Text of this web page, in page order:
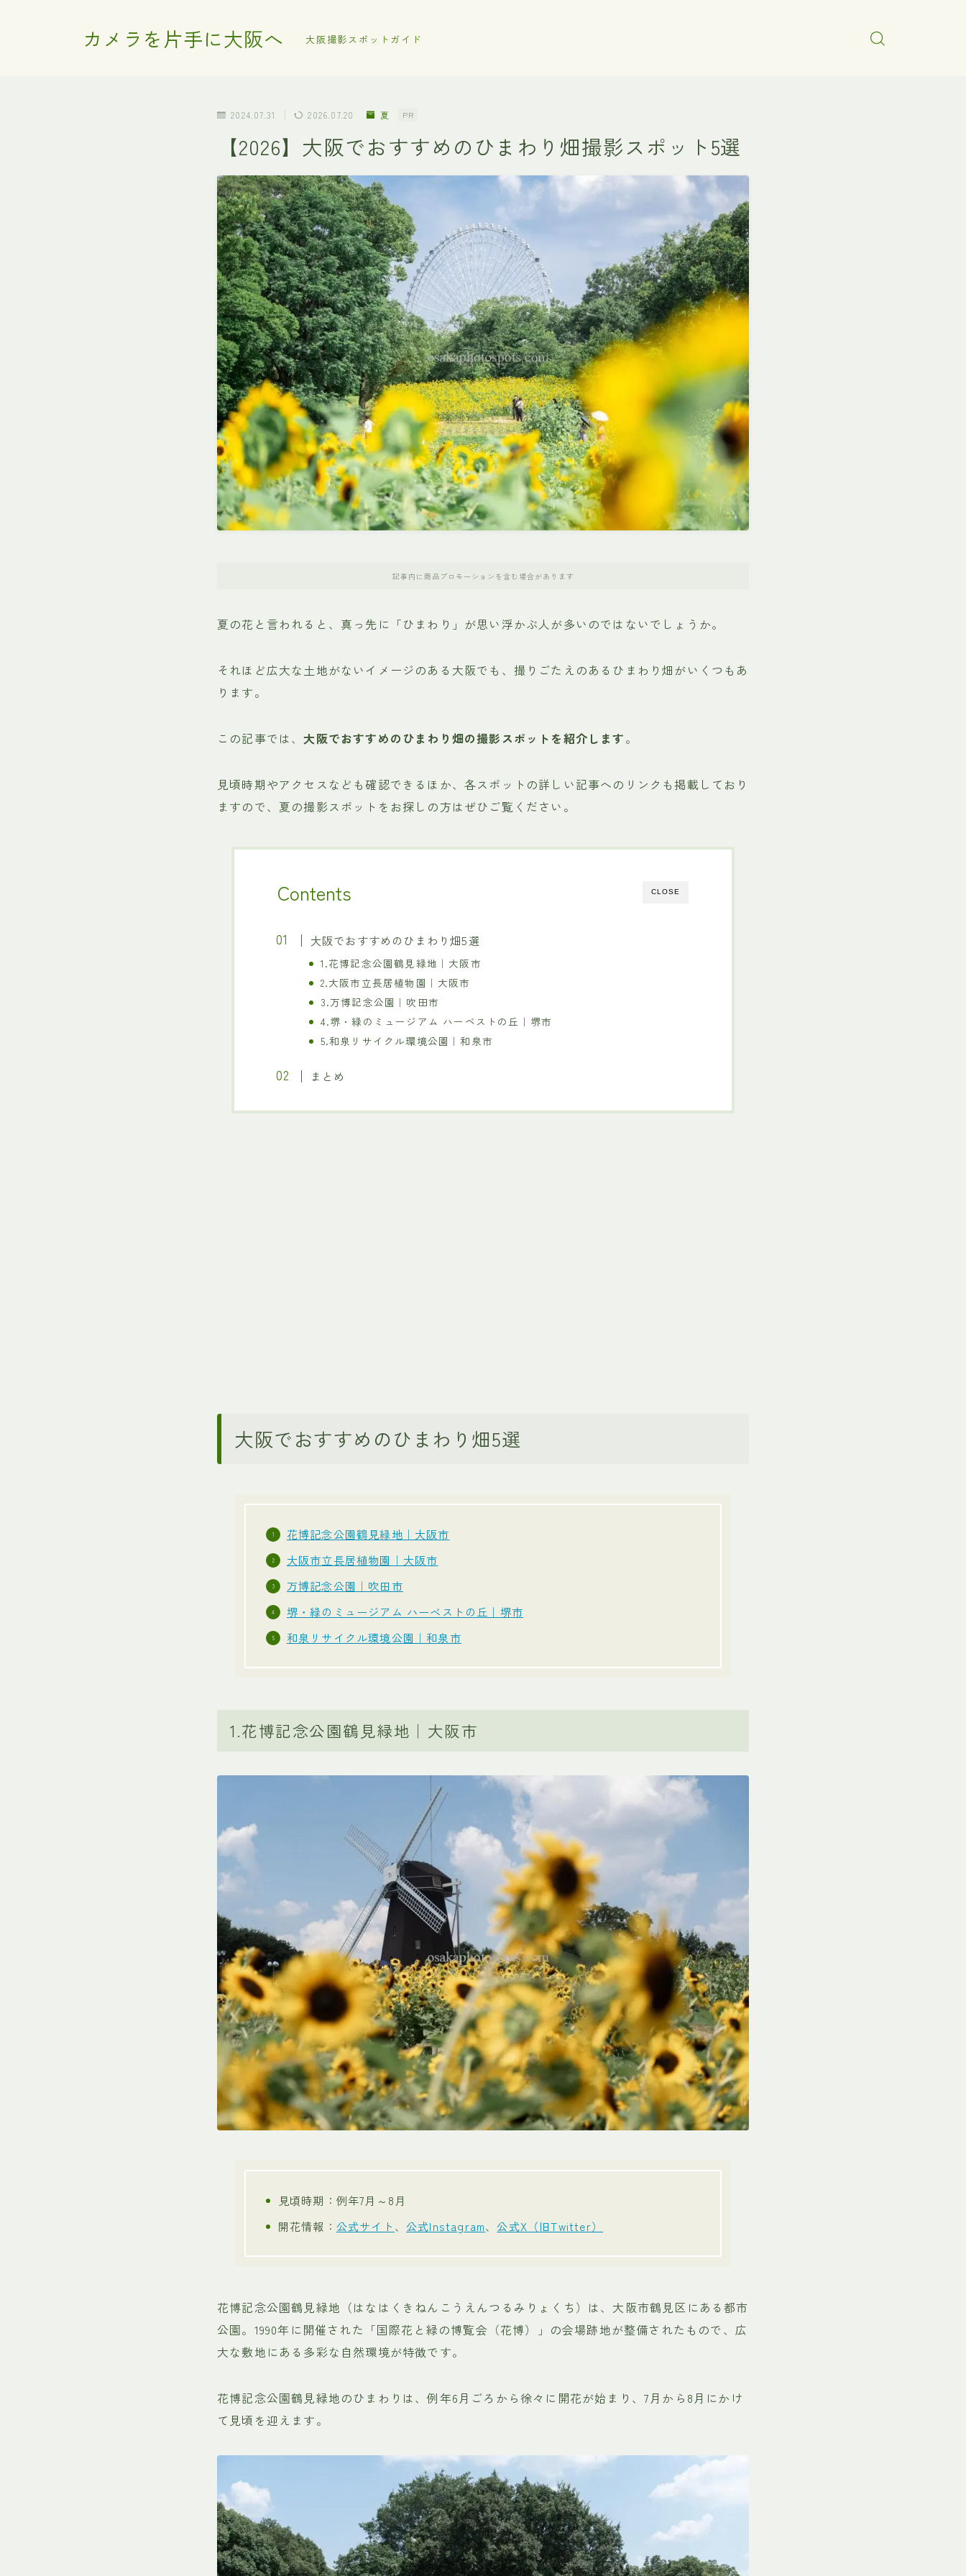
カメラを片手に大阪へ 大阪撮影スポットガイド
2024.07.31 2026.07.20 夏 PR
【2026】大阪でおすすめのひまわり畑撮影スポット5選
記事内に商品プロモーションを含む場合があります
夏の花と言われると、真っ先に「ひまわり」が思い浮かぶ人が多いのではないでしょうか。
それほど広大な土地がないイメージのある大阪でも、撮りごたえのあるひまわり畑がいくつもあ
ります。
この記事では、 大阪でおすすめのひまわり畑の撮影スポットを紹介します。
見頃時期やアクセスなども確認できるほか、各スポットの詳しい記事へのリンクも掲載しており
ますので、夏の撮影スポットをお探しの方はぜひご覧ください。
CLOSE
Contents
大阪でおすすめのひまわり畑5選
1.花博記念公園鶴見緑地｜大阪市
2.大阪市立長居植物園｜大阪市
3.万博記念公園｜吹田市
4.堺・緑のミュージアム ハーベストの丘｜堺市
5.和泉リサイクル環境公園｜和泉市
まとめ
大阪でおすすめのひまわり畑5選
花博記念公園鶴見緑地｜大阪市
大阪市立長居植物園｜大阪市
万博記念公園｜吹田市
堺・緑のミュージアム ハーベストの丘｜堺市
和泉リサイクル環境公園｜和泉市
1.花博記念公園鶴見緑地｜大阪市
見頃時期：例年7月～8月
開花情報： 公式サイト 、公式Instagram、公式X（旧Twitter）
花博記念公園鶴見緑地（はなはくきねんこうえんつるみりょくち）は、大阪市鶴見区にある都市
公園。1990年に開催された「国際花と緑の博覧会（花博）」の会場跡地が整備されたもので、広
大な敷地にある多彩な自然環境が特徴です。
花博記念公園鶴見緑地のひまわりは、例年6月ごろから徐々に開花が始まり、7月から8月にかけ
て見頃を迎えます。